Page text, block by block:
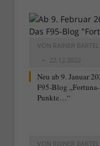
VON RAINER BARTEL
22.12.2022
Neu ab 9. Januar
F95-Blog „Fortuna-
Punkte…“
VON RAINER BARTEL